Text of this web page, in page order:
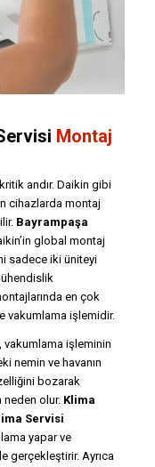
Montaj
andır. Daikin gibi
cihazlarda montaj
Bayrampaşa
global montaj
sadece iki üniteyi
en çok
vakumlama işlemidir.
vakumlama işleminin
nemin ve havanın
bozarak
neden olur. Klima
Servisi
yapar ve
gerçekleştirir. Ayrıca